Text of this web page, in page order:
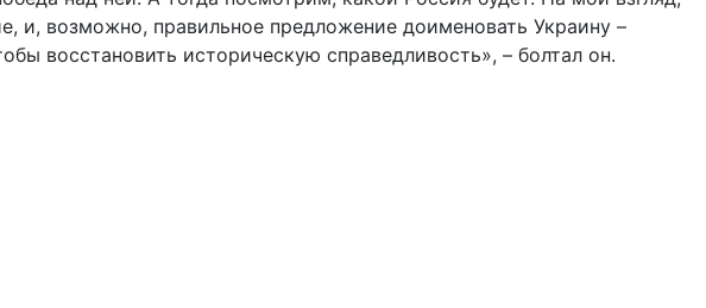
и, возможно, правильное предложение доименовать Украину –
восстановить историческую справедливость», – болтал он.